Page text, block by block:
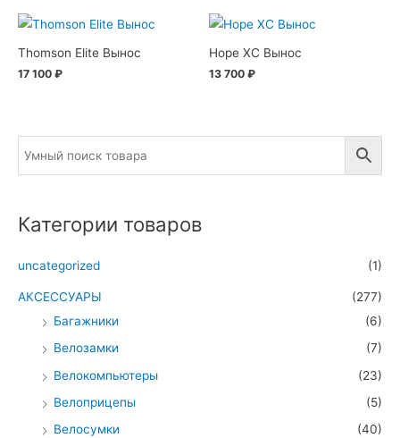
Thomson Elite Вынос
17 100 ₽
Hope XC Вынос
13 700 ₽
Категории товаров
uncategorized (1)
АКСЕССУАРЫ
(277)
Багажники
(6)
Велозамки
(7)
Велокомпьютеры
(23)
Велоприцепы
(5)
Велосумки
(40)